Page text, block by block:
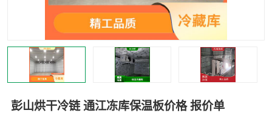
彭山烘干冷链 通江冻库保温板价格 报价单
雅安冷库,雅安冻库 攀枝花冻库
冻库安装，小型冻库造价
内江冷库，内江冻库 宜宾冷库，宜宾冻库设备